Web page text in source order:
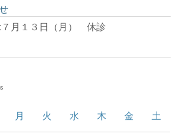
月１３日（月） 休診
月 火 水 木 金 土